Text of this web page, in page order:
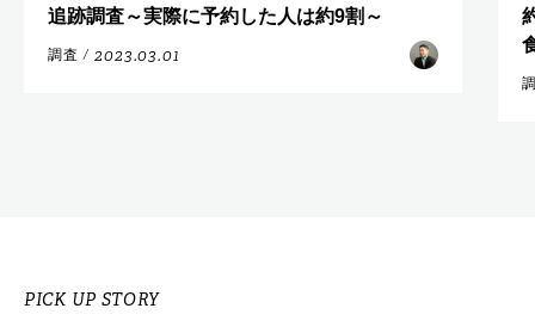
追跡調査～実際に予約した人は約9割～
調査 / 2023.03.01
PICK UP STORY